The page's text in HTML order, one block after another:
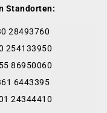
Standorten:
28493760
254133950
86950060
6443395
24344410